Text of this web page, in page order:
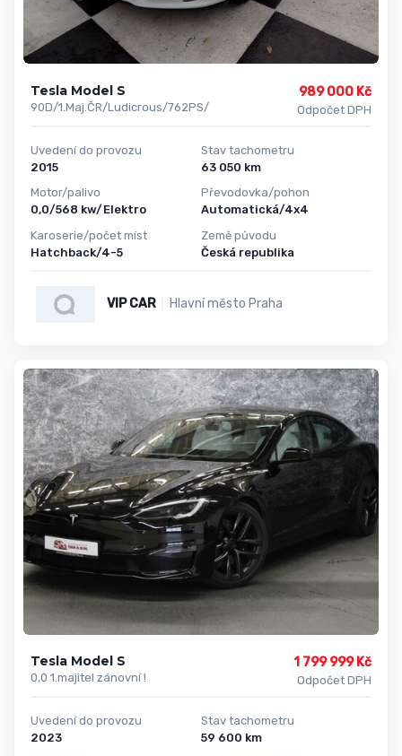
Tesla Model S
90D/1.Maj.ČR/Ludicrous/762PS/
989 000 Kč
Odpočet DPH
Uvedení do provozu
2015
Motor/palivo
0,0/568 kw/Elektro
Karoserie/počet míst
Hatchback/4-5
Stav tachometru
63 050 km
Převodovka/pohon
Automatická/4x4
Země původu
Česká republika
VIP CAR Hlavní město Praha
Tesla Model S
0,0 1.majitel zánovní !
1 799 999 Kč
Odpočet DPH
Uvedení do provozu
2023
Stav tachometru
59 600 km